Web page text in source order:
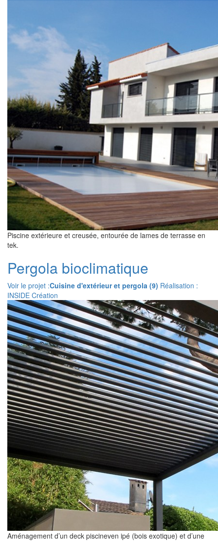
Piscine extérieure et creusée, entourée de lames de terrasse en
tek.
Pergola bioclimatique
Voir le projet :Cuisine d'extérieur et pergola (9) Réalisation :
INSIDE Création
Aménagement d’un deck piscineven ipé (bois exotique) et d’une